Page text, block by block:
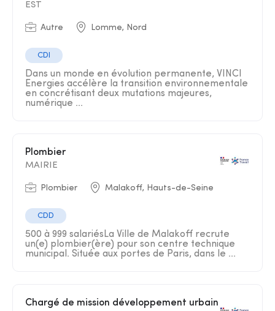
EST
Autre Lomme, Nord
CDI
Dans un monde en évolution permanente, VINCI
Energies accélère la transition environnementale
en concrétisant deux mutations majeures,
numérique ...
Plombier
MAIRIE
Plombier Malakoff, Hauts-de-Seine
CDD
500 à 999 salariésLa Ville de Malakoff recrute
un(e) plombier(ère) pour son centre technique
municipal. Située aux portes de Paris, dans le ...
Chargé de mission développement urbain